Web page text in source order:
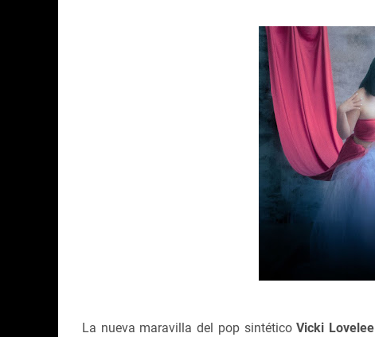
La nueva maravilla del pop sintéticoVicki Lovelee